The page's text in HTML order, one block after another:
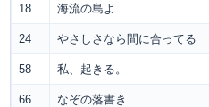
18 海流の島よ
24 やさしさなら間に合ってる
58 私、起きる。
66 なぞの落書き